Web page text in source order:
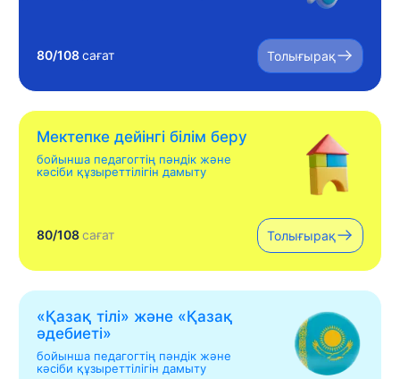
80/108сағат Толығырақ
Мектепке дейінгі білім беру
бойынша педагогтің пәндік және
кәсіби құзыреттілігін дамыту
80/108сағат Толығырақ
«Қазақ тілі» жəне «Қазақ
əдебиеті»
бойынша педагогтің пәндік және
кәсіби құзыреттілігін дамыту